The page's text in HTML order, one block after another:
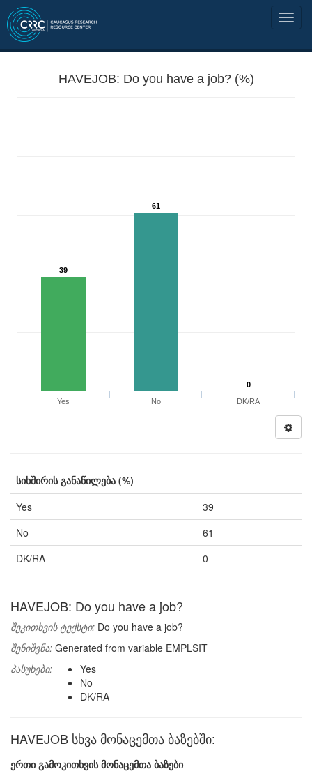
HAVEJOB: Do you have a job? (%)
39
61
0
Yes
No DK/RA
სიხშირის განაწილება (%)
Yes
39
No
61
DK/RA
0
HAVEJOB: Do you have a job?
შეკითხვის ტექსტი: Do you have a job?
შენიშვნა: Generated from variable EMPLSIT
პასუხები:
Yes
No
DK/RA
HAVEJOB სხვა მონაცემთა ბაზებში:
ერთი გამოკითხვის მონაცემთა ბაზები